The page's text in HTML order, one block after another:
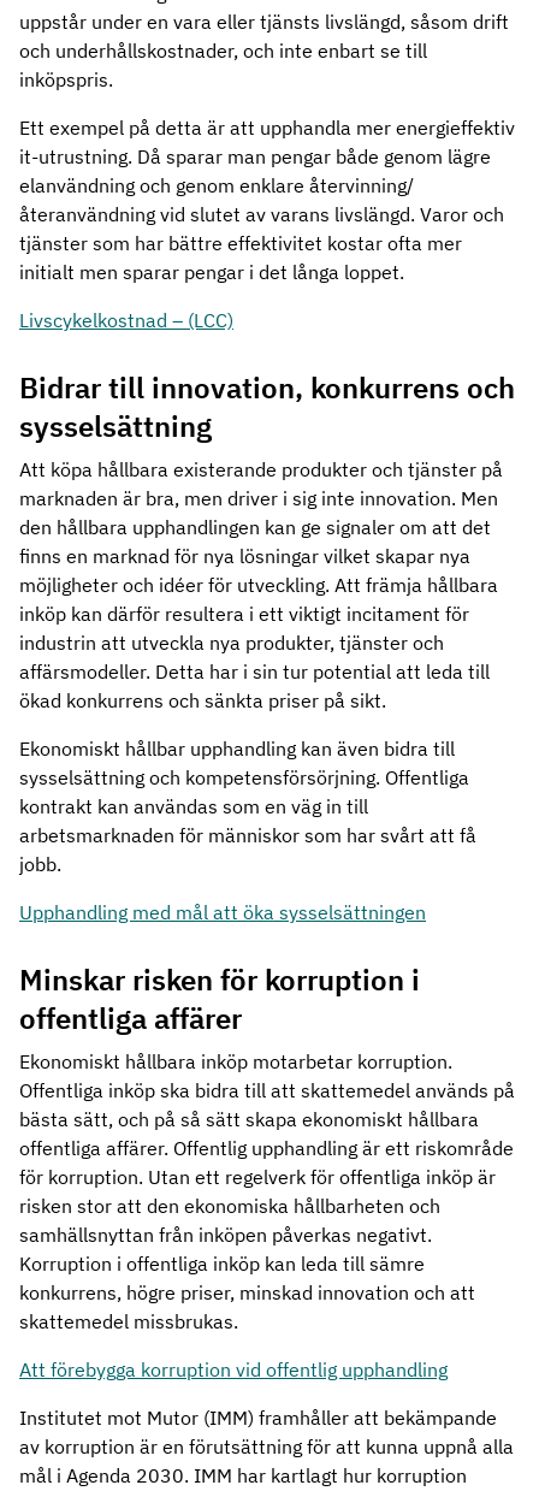
uppstår under en vara eller tjänsts livslängd, såsom drift
och underhållskostnader, och inte enbart se till
inköpspris.
Ett exempel på detta är att upphandla mer energieffektiv
it-utrustning. Då sparar man pengar både genom lägre
elanvändning och genom enklare återvinning/
återanvändning vid slutet av varans livslängd. Varor och
tjänster som har bättre effektivitet kostar ofta mer
initialt men sparar pengar i det långa loppet.
Livscykelkostnad – (LCC)
Bidrar till innovation, konkurrens och
sysselsättning
Att köpa hållbara existerande produkter och tjänster på
marknaden är bra, men driver i sig inte innovation. Men
den hållbara upphandlingen kan ge signaler om att det
finns en marknad för nya lösningar vilket skapar nya
möjligheter och idéer för utveckling. Att främja hållbara
inköp kan därför resultera i ett viktigt incitament för
industrin att utveckla nya produkter, tjänster och
affärsmodeller. Detta har i sin tur potential att leda till
ökad konkurrens och sänkta priser på sikt.
Ekonomiskt hållbar upphandling kan även bidra till
sysselsättning och kompetensförsörjning. Offentliga
kontrakt kan användas som en väg in till
arbetsmarknaden för människor som har svårt att få
jobb.
Upphandling med mål att öka sysselsättningen
Minskar risken för korruption i
offentliga affärer
Ekonomiskt hållbara inköp motarbetar korruption.
Offentliga inköp ska bidra till att skattemedel används på
bästa sätt, och på så sätt skapa ekonomiskt hållbara
offentliga affärer. Offentlig upphandling är ett riskområde
för korruption. Utan ett regelverk för offentliga inköp är
risken stor att den ekonomiska hållbarheten och
samhällsnyttan från inköpen påverkas negativt.
Korruption i offentliga inköp kan leda till sämre
konkurrens, högre priser, minskad innovation och att
skattemedel missbrukas.
Att förebygga korruption vid offentlig upphandling
Institutet mot Mutor (IMM) framhåller att bekämpande
av korruption är en förutsättning för att kunna uppnå alla
mål i Agenda 2030. IMM har kartlagt hur korruption